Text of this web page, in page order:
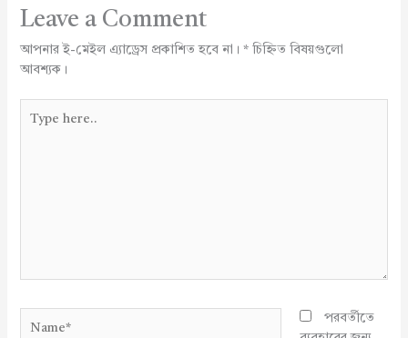
Leave a Comment
আপনার ই-মেইল এ্যাড্রেস প্রকাশিত হবে না। *চিহ্নিত বিষয়গুলো
আবশ্যক।
here..
পরবর্তীতে